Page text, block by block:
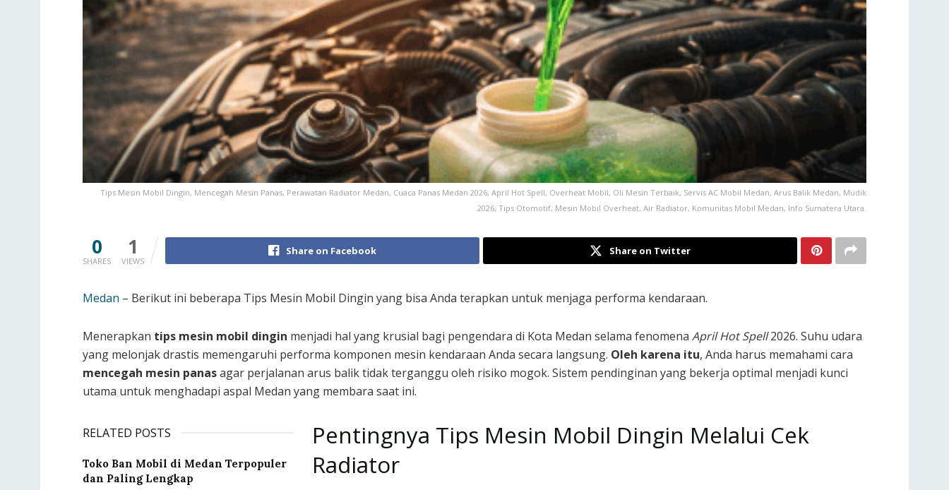
Tips Mesin Mobil Dingin, Mencegah Mesin Panas, Perawatan Radiator Medan, Cuaca Panas Medan 2026, April Hot Spell, Overheat Mobil, Oli Mesin Terbaik, Servis AC Mobil Medan, Arus Balik Medan, Mudik
2026, Tips Otomotif, Mesin Mobil Overheat, Air Radiator, Komunitas Mobil Medan, Info Sumatera Utara.
0
SHARES
1
VIEWS
Share on Facebook Share on Twitter
Medan – Berikut ini beberapa Tips Mesin Mobil Dingin yang bisa Anda terapkan untuk menjaga performa kendaraan.
Menerapkan tips mesin mobil dingin menjadi hal yang krusial bagi pengendara di Kota Medan selama fenomena April Hot Spell2026. Suhu udara
yang melonjak drastis memengaruhi performa komponen mesin kendaraan Anda secara langsung. Oleh karena itu, Anda harus memahami cara
mencegah mesin panasagar perjalanan arus balik tidak terganggu oleh risiko mogok. Sistem pendinginan yang bekerja optimal menjadi kunci
utama untuk menghadapi aspal Medan yang membara saat ini.
RELATED POSTS
Toko Ban Mobil di Medan Terpopuler
dan Paling Lengkap
Pentingnya Tips Mesin Mobil Dingin Melalui Cek
Radiator